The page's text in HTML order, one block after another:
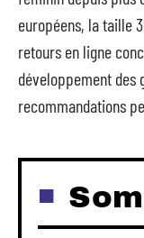
européens, la taille
retours en ligne
développement des
recommandations